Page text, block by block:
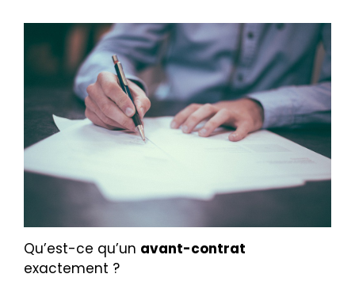
Qu’est-ce qu’un avant-contrat
exactement ?